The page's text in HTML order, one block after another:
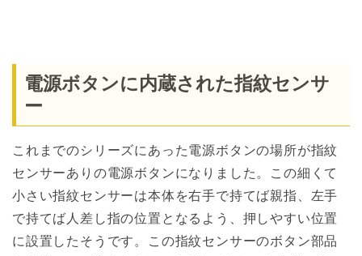
電源ボタンに内蔵された指紋センサ
ー
これまでのシリーズにあった電源ボタンの場所が指紋
センサーありの電源ボタンになりました。この細くて
小さい指紋センサーは本体を右手で持てば親指、左手
で持てば人差し指の位置となるよう、押しやすい位置
に設置したそうです。この指紋センサーのボタン部品